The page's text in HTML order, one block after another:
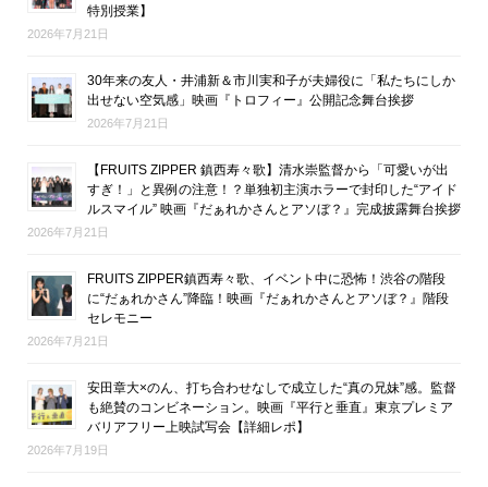
特別授業】
2026年7月21日
30年来の友人・井浦新＆市川実和子が夫婦役に「私たちにしか
出せない空気感」映画『トロフィー』公開記念舞台挨拶
2026年7月21日
【FRUITS ZIPPER 鎮西寿々歌】清水崇監督から「可愛いが出
すぎ！」と異例の注意！？単独初主演ホラーで封印した“アイド
ルスマイル” 映画『だぁれかさんとアソぼ？』完成披露舞台挨拶
2026年7月21日
FRUITS ZIPPER鎮西寿々歌、イベント中に恐怖！渋谷の階段
に“だぁれかさん”降臨！映画『だぁれかさんとアソぼ？』階段
セレモニー
2026年7月21日
安田章大×のん、打ち合わせなしで成立した“真の兄妹”感。監督
も絶賛のコンビネーション。映画『平行と垂直』東京プレミア
バリアフリー上映試写会【詳細レポ】
2026年7月19日